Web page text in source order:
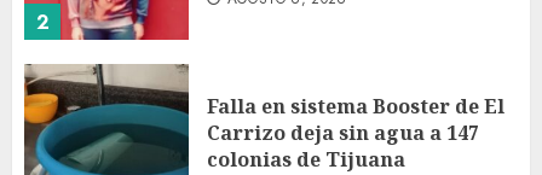
2
Falla en sistema Booster de El
Carrizo deja sin agua a 147
colonias de Tijuana